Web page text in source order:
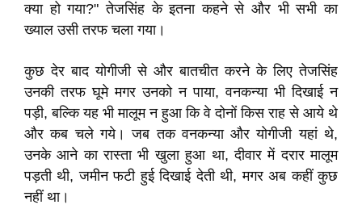
क्या हो गया?" तेजसिंह के इतना कहने से और भी सभी का
ख्याल उसी तरफ चला गया।
कुछ देर बाद योगीजी से और बातचीत करने के लिए तेजसिंह
उनकी तरफ घूमे मगर उनको न पाया, वनकन्या भी दिखाई न
पड़ी, बल्कि यह भी मालूम न हुआ कि वे दोनों किस राह से आये थे
और कब चले गये। जब तक वनकन्या और योगीजी यहां थे,
उनके आने का रास्ता भी खुला हुआ था, दीवार में दरार मालूम
पड़ती थी, जमीन फटी हुई दिखाई देती थी, मगर अब कहीं कुछ
नहीं था।